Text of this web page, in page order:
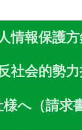
情報保護方
社会的勢
へ（請求